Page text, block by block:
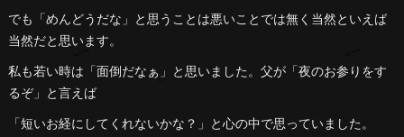
でも「めんどうだな」と思うことは悪いことでは無く当然といえば
当然だと思います。
私も若い時は「面倒だなぁ」と思いました。父が「夜のお参りをす
るぞ」と言えば
「短いお経にしてくれないかな？」と心の中で思っていました。